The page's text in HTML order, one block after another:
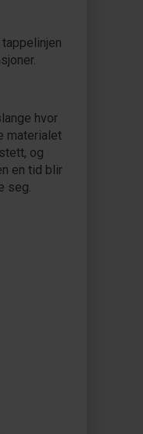
hvor
materialet
og
en tid blir
seg.